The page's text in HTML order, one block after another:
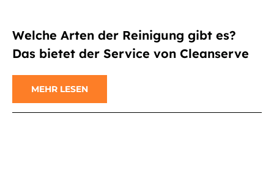
Welche Arten der Reinigung gibt es?
Das bietet der Service von Cleanserve
MEHR LESEN